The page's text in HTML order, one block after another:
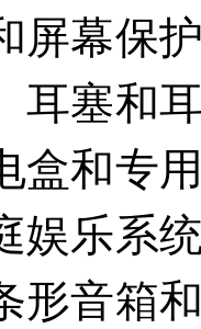
屏幕保
耳塞和
盒和专
娱乐系
形音箱